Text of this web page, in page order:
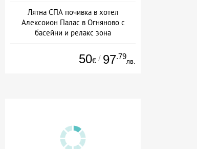
Лятна СПА почивка в хотел
Алексоион Палас в Огняново с
басейни и релакс зона
50€ / 97.79
лв.